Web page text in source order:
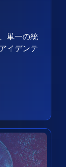
単一の統
イデンテ